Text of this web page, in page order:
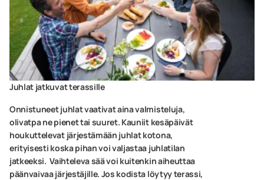
Juhlat jatkuvat terassille
Onnistuneet juhlat vaativat aina valmisteluja,
olivatpa ne pienet tai suuret. Kauniit kesäpäivät
houkuttelevat järjestämään juhlat kotona,
erityisesti koska pihan voi valjastaa juhlatilan
jatkeeksi. Vaihteleva sää voi kuitenkin aiheuttaa
päänvaivaa järjestäjille. Jos kodista löytyy terassi,